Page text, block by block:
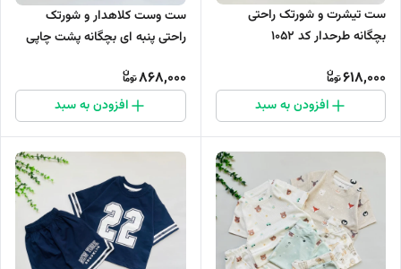
ست تیشرت و شورتک راحتی
بچگانه طرحدار کد 1052
618,000
افزودن به سبد
ست وست کلاهدار و شورتک
راحتی پنبه ای بچگانه پشت چاپی
868,000
افزودن به سبد